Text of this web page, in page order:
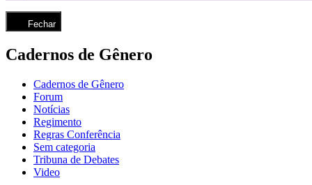
Fechar
Cadernos de Gênero
Cadernos de Gênero
Forum
Notícias
Regimento
Regras Conferência
Sem categoria
Tribuna de Debates
Video